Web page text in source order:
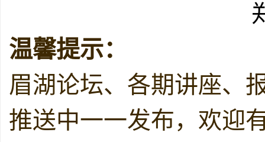
温馨提示：
眉湖论坛、各期讲座、
推送中一一发布，欢迎